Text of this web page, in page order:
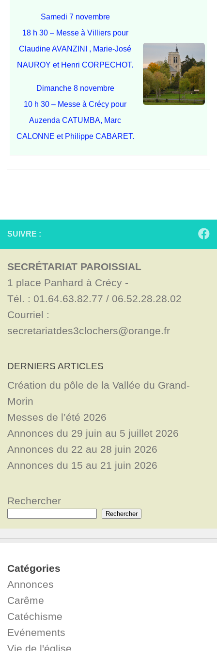
Samedi 7 novembre
18 h 30 – Messe à Villiers pour
Claudine AVANZINI , Marie-José
NAUROY et Henri CORPECHOT.
Dimanche 8 novembre
10 h 30 – Messe à Crécy pour
Auzenda CATUMBA, Marc
CALONNE et Philippe CABARET.
SUIVRE :
SECRÉTARIAT PAROISSIAL
1 place Panhard à Crécy -
Tél. : 01.64.63.82.77 / 06.52.28.28.02
Courriel :
secretariatdes3clochers@orange.fr
DERNIERS ARTICLES
Création du pôle de la Vallée du Grand-
Morin
Messes de l’été 2026
Annonces du 29 juin au 5 juillet 2026
Annonces du 22 au 28 juin 2026
Annonces du 15 au 21 juin 2026
Rechercher
Rechercher
Catégories
Annonces
Carême
Catéchisme
Evénements
Vie de l'église